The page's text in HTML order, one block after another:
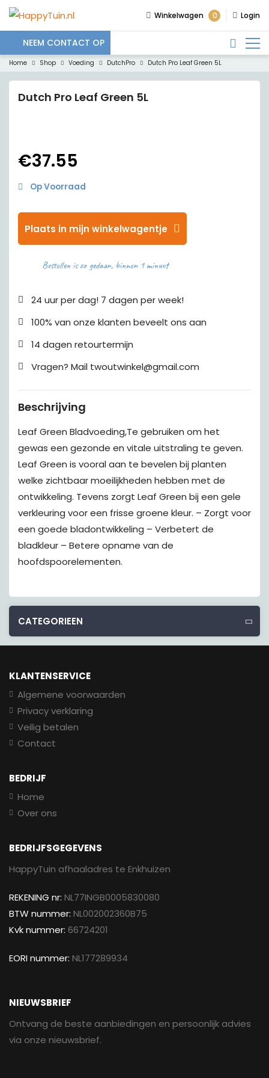
Winkelwagen 0 Login
NEEM CONTACT OP
Home Shop Voeding DutchPro Dutch Pro Leaf Green 5L
Dutch Pro Leaf Green 5L
€37.55
Op Voorraad
Plaats in mijn winkelwagentje
Bestellen is zo gedaan, binnen 1 minuut
24 uur per dag! 7 dagen per week!
100% van onze klanten beveelt ons aan
14 dagen retourtermijn
Vragen? Mail twoutwinkel@gmail.com
Beschrijving
Leaf Green Bladvoeding,Te gebruiken om het
gewas een gezonde en vitale uitstraling te geven.
Leaf Green is vooral aan te bevelen bij planten
welke zichtbaar moeilijkheden hebben met de
ontwikkeling. Tevens zorgt Leaf Green bij een gele
verkleuring voor een frisse groene kleur. – Zorgt voor
een goede bladontwikkeling – Verbetert de
bladkleur – Betere opname van de
hoofdspoorelementen.
CATEGORIEEN
KLANTENSERVICE
Algemene voorwaarden
Privacy verklaring
Veilig betalen
Contact
BEDRIJF
Home
Over ons
BEDRIJFSGEGEVENS
HappyTuin afhaaladres te Enkhuizen
REKENING nr: NL77INGB0005830080
BTW nummer: NL002002360B75
Kvk nummer: 66724201
EORI nummer: NL177289934
NIEUWSBRIEF
Ontvang de beste aanbiedingen en persoonlijk advies
via onze nieuwsbrief.